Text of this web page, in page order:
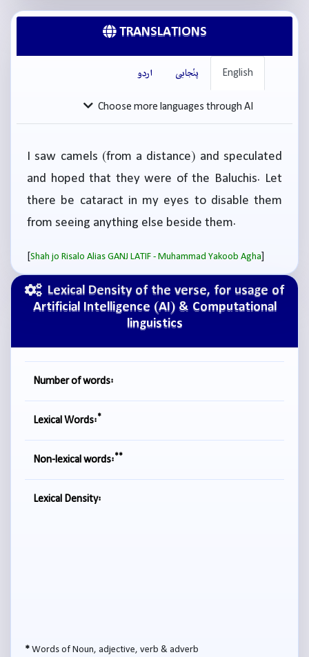
Lexical Density of the verse, for usage of
Artificial Intelligence (AI) & Computational
linguistics
Number of words:
Lexical Words:*
Non-lexical words:**
Lexical Density:
* Words of Noun, adjective, verb & adverb
TRANSLATIONS
English پنْجابی اردو
Choose more languages through AI
I saw camels (from a distance) and speculated
and hoped that they were of the Baluchis. Let
there be cataract in my eyes to disable them
from seeing anything else beside them.
[Shah jo Risalo Alias GANJ LATIF - Muhammad Yakoob Agha